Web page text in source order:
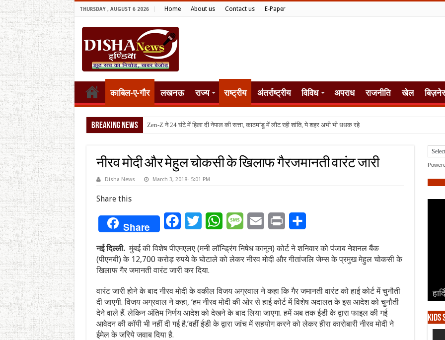
THURSDAY , AUGUST 6 2026 Home About us Contact us E-Paper
काबिल-ए-गौर लखनऊ राज्य राष्ट्रीय अंतर्राष्ट्रीय विविध अपराध राजनीति खेल
Breaking News टैरिफ वॉर
नीरव मोदी और मेहुल चोकसी के खिलाफ गैरजमानती वारंट जारी
Disha News March 3, 2018- 5:01 PM
Share this
Share FacebookTwitterWhatsAppMessageEmail Print
नई दिल्ली.मुंबई की विशेष पीएमएलए (मनी लॉन्ड्रिंग निषेध कानून) कोर्ट ने शनिवार को पंजाब नेशनल बैंक
(पीएनबी) के 12,700 करोड़ रुपये के घोटाले को लेकर नीरव मोदी और गीतांजलि जेम्स के प्रमुख मेहुल चोकसी के
खिलाफ गैर जमानती वारंट जारी कर दिया.
वारंट जारी होने के बाद नीरव मोदी के वकील विजय अग्रवाल ने कहा कि गैर जमानती वारंट को हाई कोर्ट में चुनौती
दी जाएगी. विजय अग्रवाल ने कहा, ‘हम नीरव मोदी की ओर से हाई कोर्ट में विशेष अदालत के इस आदेश को चुनौती
देने वाले हैं. लेकिन अंतिम निर्णय आदेश को देखने के बाद लिया जाएगा. हमें अब तक ईडी के द्वारा फाइल की गई
आवेदन की कॉपी भी नहीं दी गई है.’वहीं ईडी के द्वारा जांच में सहयोग करने को लेकर हीरा कारोबारी नीरव मोदी ने
ईमेल के जरिये जवाब दिया है.
Kids